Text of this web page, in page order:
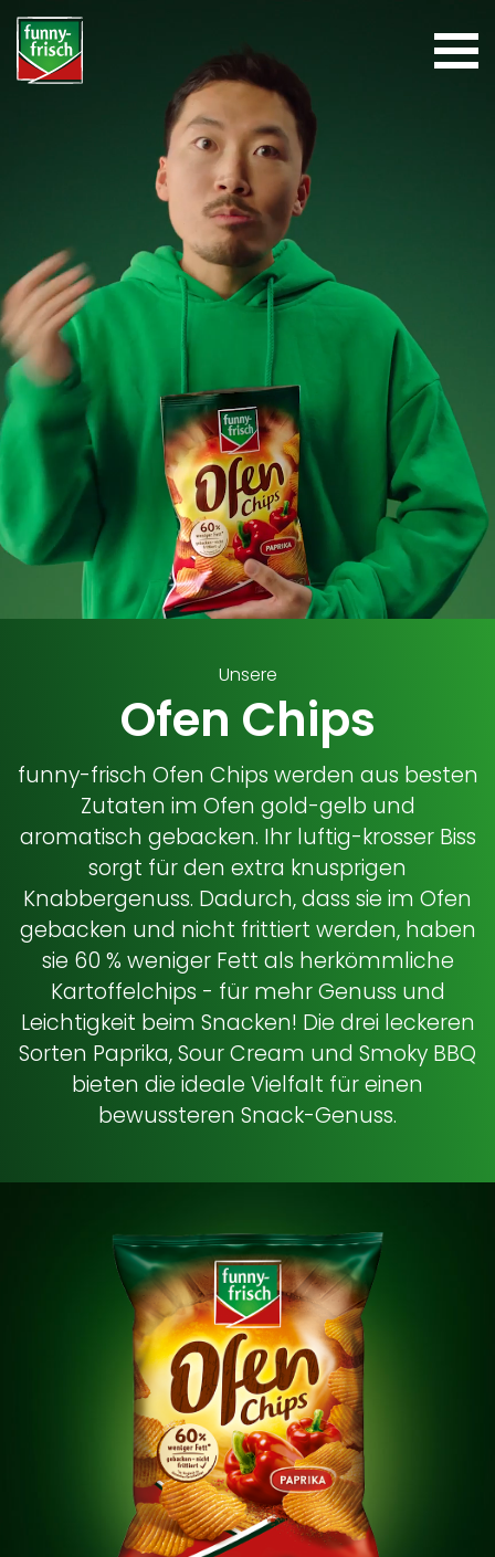
Navigation überspringen
STARTSEITE
PRODUKT-VIELFALT
SORTIMENT
funny-frisch
KONTAKT
HEIDIS SPECIAL EDITION
SHOP
© 2026 Intersnack Deutschland SE
Unsere
Ofen Chips
funny-frisch Ofen Chips werden aus besten
Zutaten im Ofen gold-gelb und
aromatisch gebacken. Ihr luftig-krosser Biss
sorgt für den extra knusprigen
Knabbergenuss. Dadurch, dass sie im Ofen
gebacken und nicht frittiert werden, haben
sie 60 % weniger Fett als herkömmliche
Kartoffelchips - für mehr Genuss und
Leichtigkeit beim Snacken! Die drei leckeren
Sorten Paprika, Sour Cream und Smoky BBQ
bieten die ideale Vielfalt für einen
bewussteren Snack-Genuss.